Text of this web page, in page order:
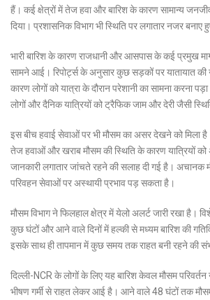
हैं। कई क्षेत्रों में तेज हवा और बारिश के कारण सामान्य
दिया। प्रशासनिक विभाग भी स्थिति पर लगातार नजर बनाए
भारी बारिश के कारण राजधानी और आसपास के कई प्रमुख
सामने आई। रिपोर्ट्स के अनुसार कुछ सड़कों पर यातायात की
कारण लोगों को यात्रा के दौरान परेशानी का सामना करना
लोगों और दैनिक यात्रियों को ट्रैफिक जाम और देरी जैसी
इस बीच हवाई सेवाओं पर भी मौसम का असर देखने को मिला
तेज हवाओं और खराब मौसम की स्थिति के कारण यात्रियों को
जानकारी लगातार जांचते रहने की सलाह दी गई है। अचानक
परिवहन सेवाओं पर अस्थायी प्रभाव पड़ सकता है।
मौसम विभाग ने फिलहाल क्षेत्र में येलो अलर्ट जारी रखा है।
कुछ घंटों और आने वाले दिनों में हल्की से मध्यम बारिश की
इसके साथ ही तापमान में कुछ समय तक राहत बनी रहने की
दिल्ली-NCR के लोगों के लिए यह बारिश केवल मौसम
भीषण गर्मी से राहत लेकर आई है। आने वाले 48 घंटों तक